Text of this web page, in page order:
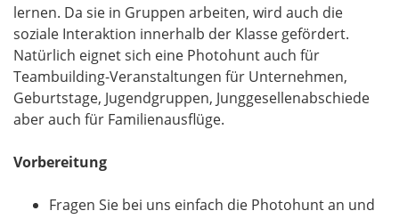
lernen. Da sie in Gruppen arbeiten, wird auch die
soziale Interaktion innerhalb der Klasse gefördert.
Natürlich eignet sich eine Photohunt auch für
Teambuilding-Veranstaltungen für Unternehmen,
Geburtstage, Jugendgruppen, Junggesellenabschiede
aber auch für Familienausflüge.
Vorbereitung
Fragen Sie bei uns einfach die Photohunt an und